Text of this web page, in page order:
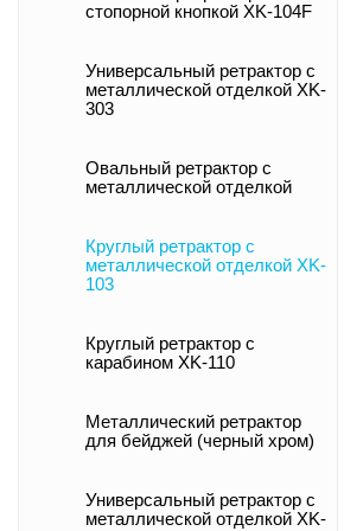
стопорной кнопкой XK-104F
Универсальный ретрактор с
металлической отделкой XK-
303
Овальный ретрактор с
металлической отделкой
Круглый ретрактор с
металлической отделкой XK-
103
Круглый ретрактор с
карабином XK-110
Металлический ретрактор
для бейджей (черный хром)
Универсальный ретрактор с
металлической отделкой XK-